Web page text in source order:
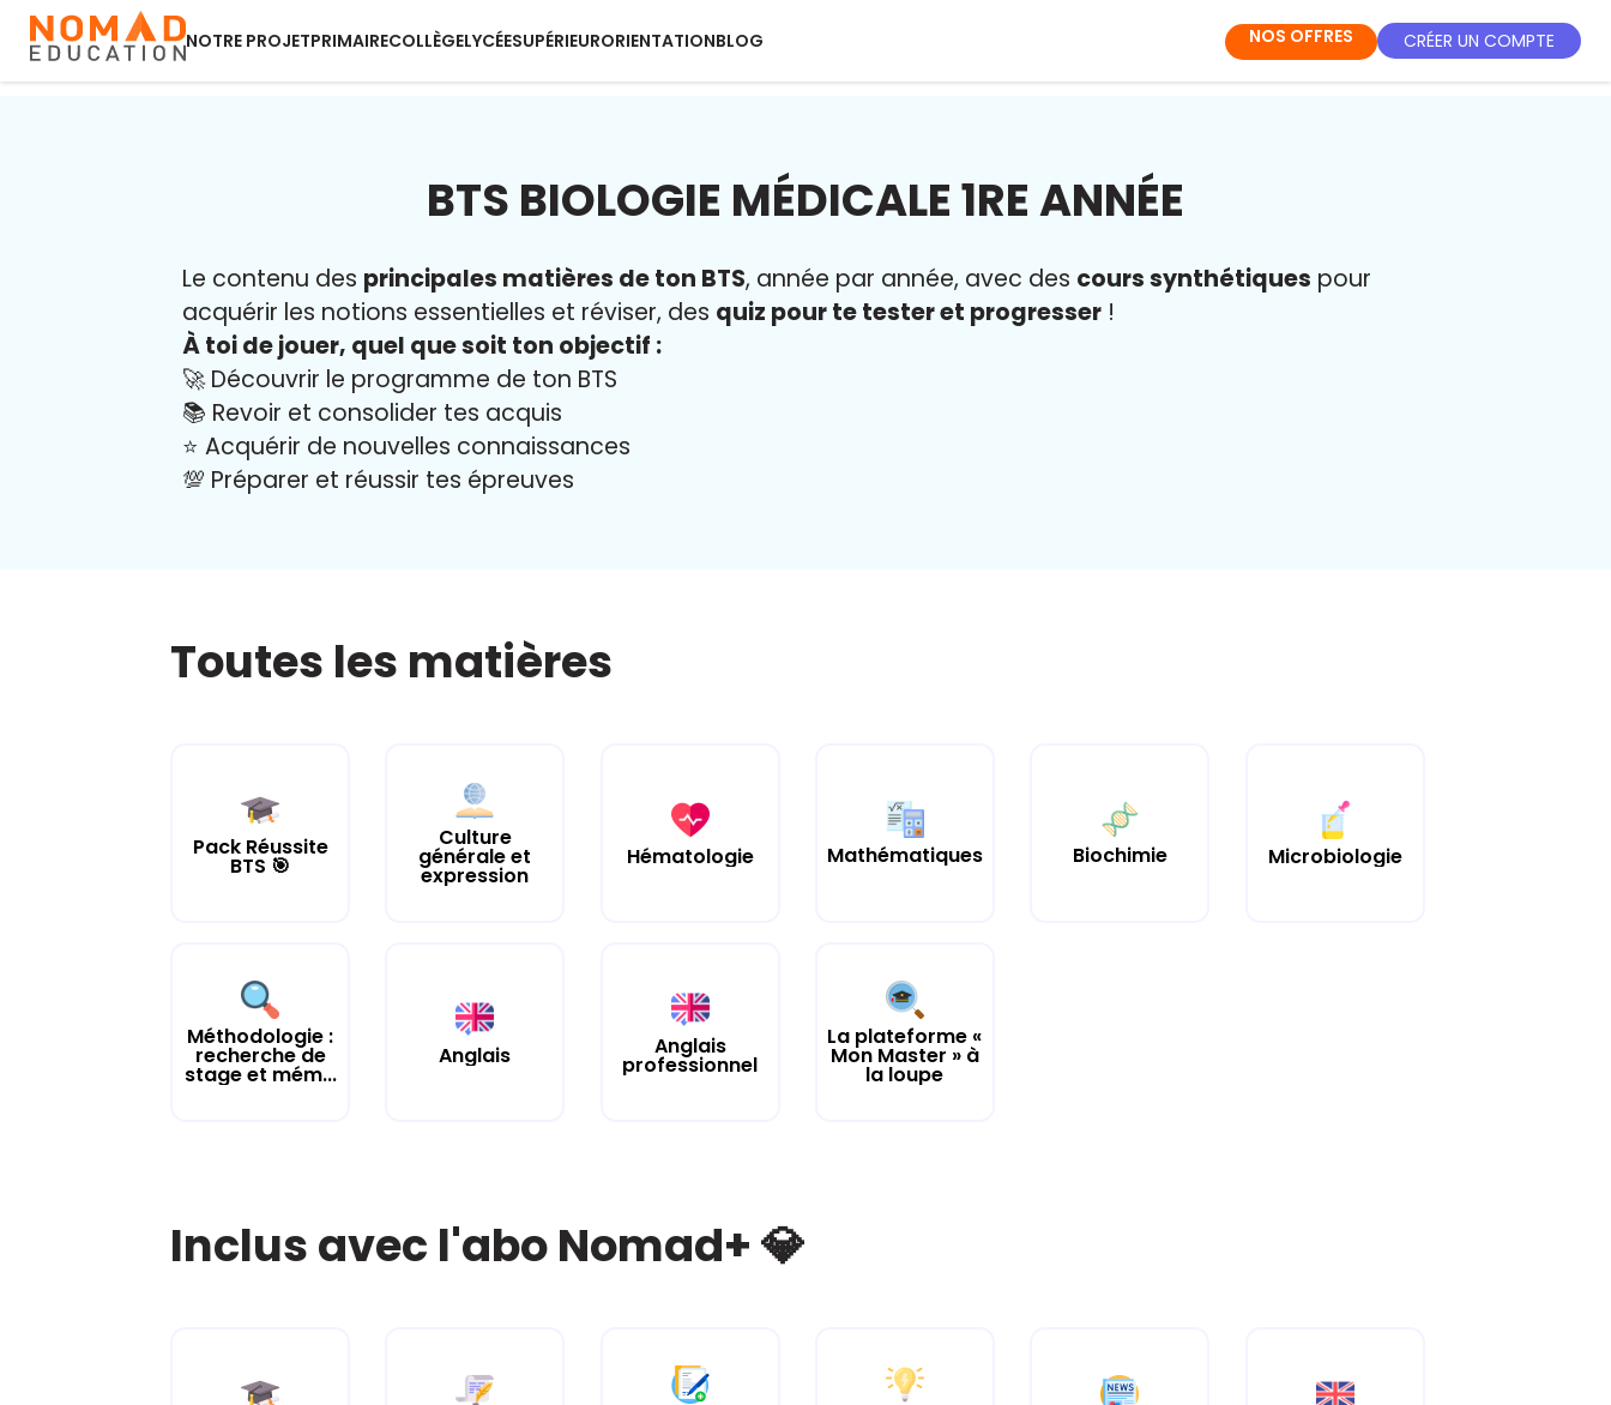
NOTRE PROJETPRIMAIRECOLLÈGELYCÉESUPÉRIEURORIENTATIONBLOG NOS OFFRES CRÉER UN COMPTE
BTS BIOLOGIE MÉDICALE 1RE ANNÉE
Le contenu des principales matières de ton BTS, année par année, avec des cours synthétiques pour
acquérir les notions essentielles et réviser, des quiz pour te tester et progresser !
À toi de jouer, quel que soit ton objectif :
🚀 Découvrir le programme de ton BTS
📚 Revoir et consolider tes acquis
⭐️ Acquérir de nouvelles connaissances
💯 Préparer et réussir tes épreuves
Toutes les matières
Pack Réussite
BTS 🎯
Culture
générale et
expression
Hématologie Mathématiques Biochimie Microbiologie
Méthodologie :
recherche de
stage et mém...
Anglais Anglais
professionnel
La plateforme «
Mon Master » à
la loupe
Inclus avec l'abo Nomad+ 💎